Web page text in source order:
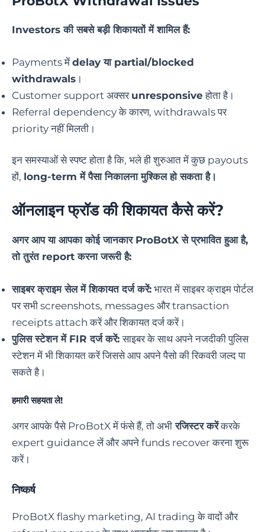
Investors की सबसे बड़ी शिकायतों में शामिल हैं:
Payments में delay या partial/blocked
withdrawals ।
Customer support अक्सर unresponsiveहोता है।
Referral dependency के कारण, withdrawals पर
priority नहीं मिलती।
इन समस्याओं से स्पष्ट होता है कि, भले ही शुरुआत में कुछ payouts
हों, long-term में पैसा निकालना मुश्किल हो सकता है।
ऑनलाइन फ्रॉड की शिकायत कैसे करें?
अगर आप या आपका कोई जानकार ProBotX से प्रभावित हुआ है,
तो तुरंत report करना जरूरी है:
साइबर क्राइम सेल में शिकायत दर्ज करें: भारत में साइबर क्राइम पोर्टल
पर सभी screenshots, messages और transaction
receipts attach करें और शिकायत दर्ज करें।
पुलिस स्टेशन में FIR दर्ज करें:साइबर के साथ अपने नजदीकी पुलिस
स्टेशन में भी शिकायत करें जिससे आप अपने पैसो की रिकवरी जल्द पा
सकते है।
हमारी सहयता ले!
अगर आपके पैसे ProBotX में फंसे हैं, तो अभी रजिस्टर करेंकरके
expert guidance लें और अपने funds recover करना शुरू
करें।
निष्कर्ष
ProBotX flashy marketing, AI trading के वादों और